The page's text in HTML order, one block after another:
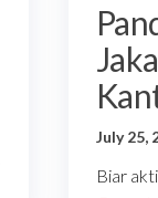
July 25,
Biar